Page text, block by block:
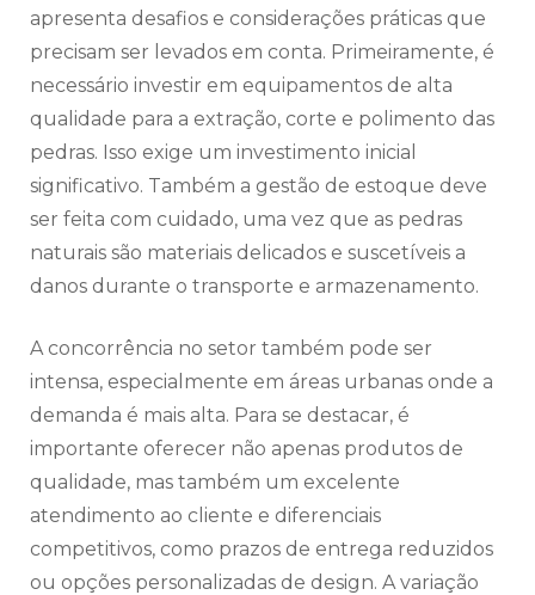
apresenta desafios e considerações práticas que
precisam ser levados em conta. Primeiramente, é
necessário investir em equipamentos de alta
qualidade para a extração, corte e polimento das
pedras. Isso exige um investimento inicial
significativo. Também a gestão de estoque deve
ser feita com cuidado, uma vez que as pedras
naturais são materiais delicados e suscetíveis a
danos durante o transporte e armazenamento.
A concorrência no setor também pode ser
intensa, especialmente em áreas urbanas onde a
demanda é mais alta. Para se destacar, é
importante oferecer não apenas produtos de
qualidade, mas também um excelente
atendimento ao cliente e diferenciais
competitivos, como prazos de entrega reduzidos
ou opções personalizadas de design. A variação